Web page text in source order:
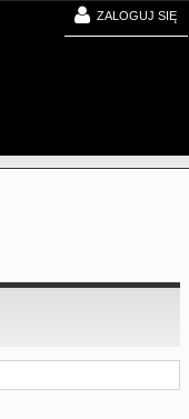
ZALOGUJ SIĘ